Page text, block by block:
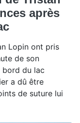
après
Lopin ont pris
de son
bord du lac
a dû être
de suture lui